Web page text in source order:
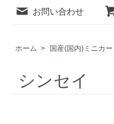
お問い合わせ
ホーム > 国産(国内)ミニカー
シンセイ